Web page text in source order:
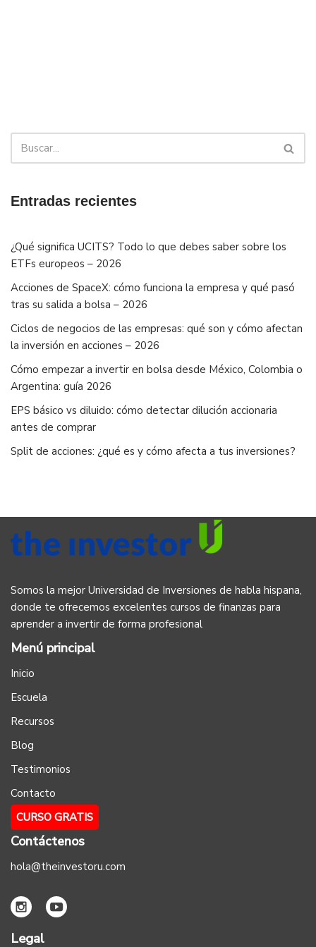
Entradas recientes
¿Qué significa UCITS? Todo lo que debes saber sobre los
ETFs europeos – 2026
Acciones de SpaceX: cómo funciona la empresa y qué pasó
tras su salida a bolsa – 2026
Ciclos de negocios de las empresas: qué son y cómo afectan
la inversión en acciones – 2026
Cómo empezar a invertir en bolsa desde México, Colombia o
Argentina: guía 2026
EPS básico vs diluido: cómo detectar dilución accionaria
antes de comprar
Split de acciones: ¿qué es y cómo afecta a tus inversiones?
Somos la mejor Universidad de Inversiones de habla hispana,
donde te ofrecemos excelentes cursos de finanzas para
aprender a invertir de forma profesional
Menú principal
Inicio
Escuela
Recursos
Blog
Testimonios
Contacto
CURSO GRATIS
Contáctenos
hola@theinvestoru.com
Legal